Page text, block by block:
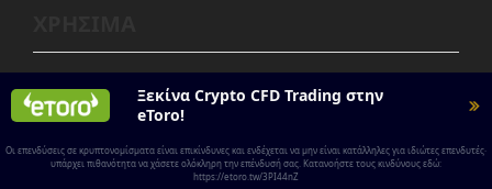
ΠΡΟΕΙΔΟΠΟΙΗΣΗ ΚΙΝΔΥΝΟΥ
ΟΡΟΙ & ΠΡΟΥΠΟΘΕΣΕΙΣ
ΠΟΛΙΤΙΚΗ COOKIES
Ξεκίνα Crypto CFD Trading στην
eToro!
Οι επενδύσεις σε κρυπτονομίσματα είναι επικίνδυνες και ενδέχεται να μην είναι κατάλληλες για ιδιώτες επενδυτές·
υπάρχει πιθανότητα να χάσετε ολόκληρη την επένδυσή σας. Κατανοήστε τους κινδύνους εδώ:
https://etoro.tw/3PI44nZ